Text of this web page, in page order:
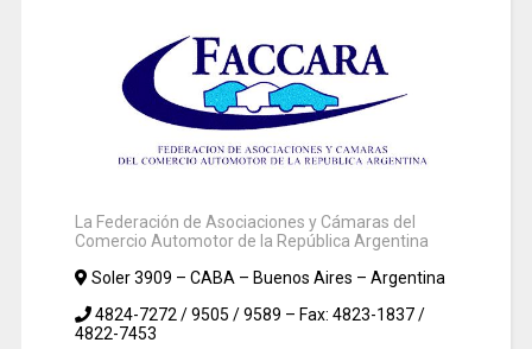
La Federación de Asociaciones y Cámaras del
Comercio Automotor de la República Argentina
Soler 3909 – CABA – Buenos Aires – Argentina
4824-7272 / 9505 / 9589 – Fax: 4823-1837 /
4822-7453